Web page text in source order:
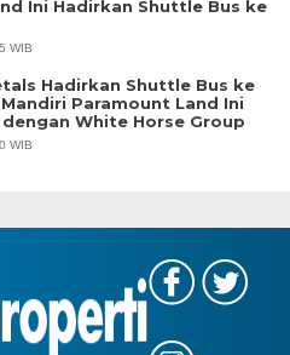
Ini Hadirkan Shuttle Bus ke
WIB
Hadirkan Shuttle Bus ke
Paramount Land Ini
White Horse Group
WIB